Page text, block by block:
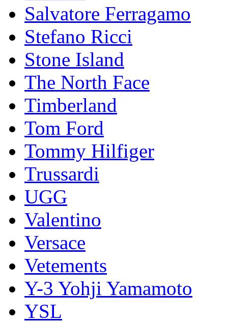
Salvatore Ferragamo
Stefano Ricci
Stоnе Islаnd
The North Face
Timberland
Tom Ford
Tommy Hilfiger
Trussardi
UGG
Valentino
Versace
Vetements
Y-3 Yohji Yamamoto
YSL